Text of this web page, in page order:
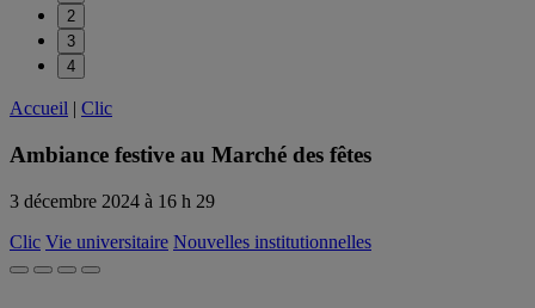
2
3
4
Accueil | Clic
Ambiance festive au Marché des fêtes
3 décembre 2024 à 16 h 29
Clic Vie universitaire Nouvelles institutionnelles